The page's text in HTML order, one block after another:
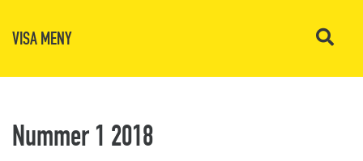
VISA MENY
Nummer 1 2018